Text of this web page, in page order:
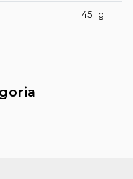
45 g